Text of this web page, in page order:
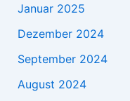
Januar 2025
Dezember 2024
September 2024
August 2024